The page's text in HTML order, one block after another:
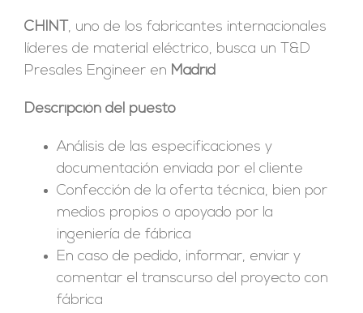
CHINT , uno de los fabricantes internacionales
líderes de material eléctrico, busca un T&D
Presales Engineer en Madrid
Descripción del puesto
Análisis de las especificaciones y
documentación enviada por el cliente
Confección de la oferta técnica, bien por
medios propios o apoyado por la
ingeniería de fábrica
En caso de pedido, informar, enviar y
comentar el transcurso del proyecto con
fábrica